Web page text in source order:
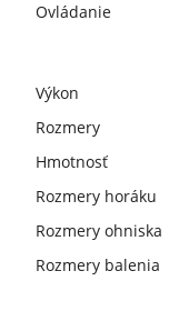
Ovládanie
Výkon
Rozmery
Hmotnosť
Rozmery horáku
Rozmery ohniska
Rozmery balenia